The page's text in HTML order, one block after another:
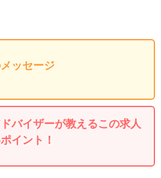
ッセージ
バイザーが教えるこの求人
イント！